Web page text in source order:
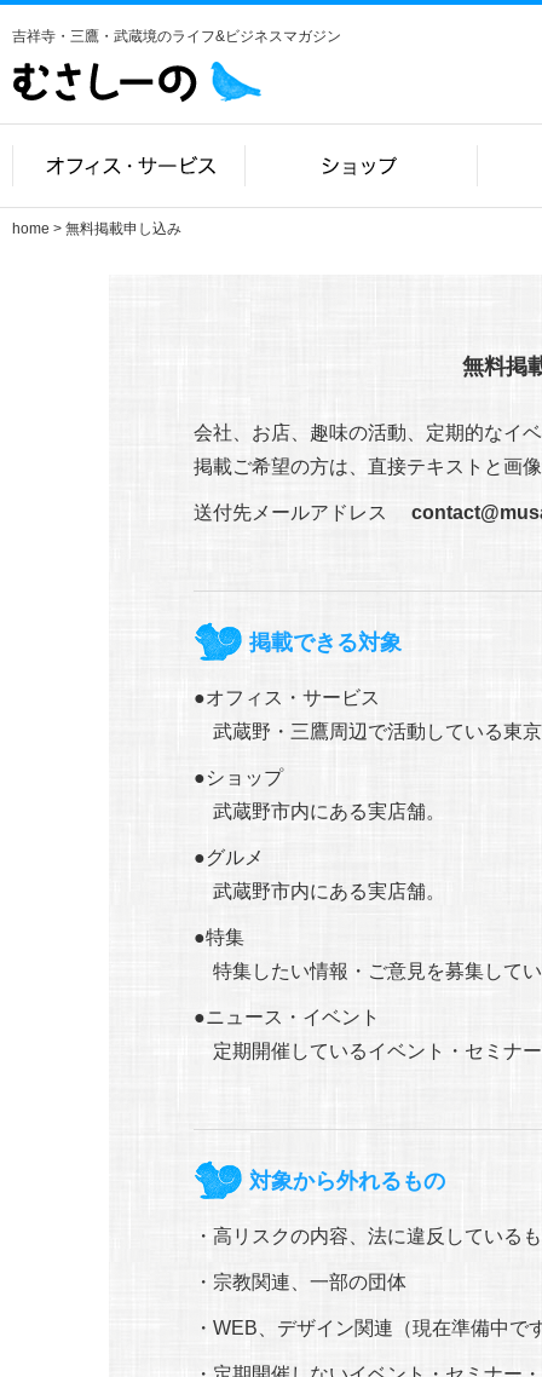
吉祥寺・三鷹・武蔵境のライフ&ビジネスマガジン
home > 無料掲載申し込み
無料掲
会社、お店、趣味の活動、定期的なイ
掲載ご希望の方は、直接テキストと画
送付先メールアドレス
掲載できる対象
オフィス・サービス
武蔵野・三鷹周辺で活動している東
ショップ
武蔵野市内にある実店舗。
グルメ
武蔵野市内にある実店舗。
特集
特集したい情報・ご意見を募集して
ニュース・イベント
定期開催しているイベント・セミナ
対象から外れるもの
高リスクの内容、法に違反している
宗教関連、一部の団体
WEB、デザイン関連（現在準備中で